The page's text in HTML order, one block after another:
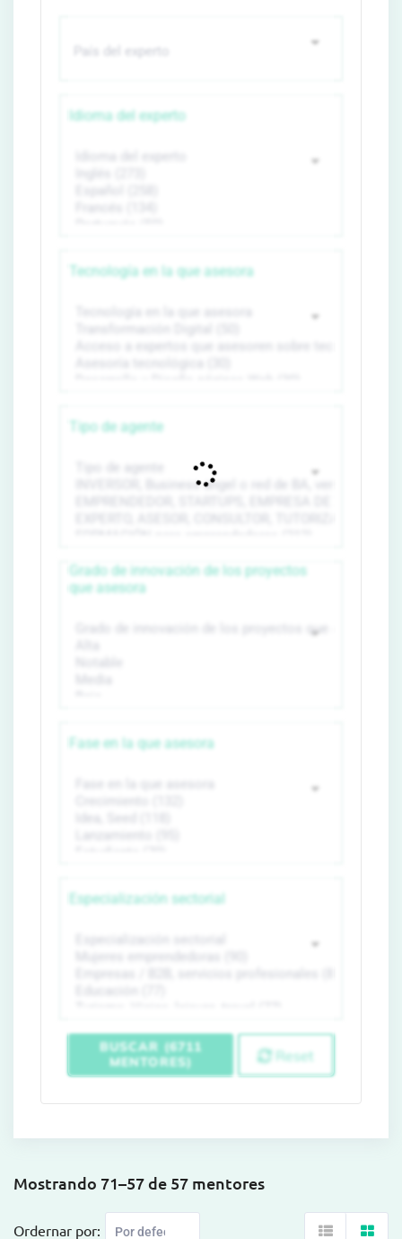
Idioma del experto
Tecnología en la que asesora
Tipo de agente
Grado de innovación de los proyectos
que asesora
Fase en la que asesora
Especialización sectorial
BUSCAR (6711
MENTORES)
Reset
Mostrando 71–57 de 57 mentores
Ordernar por: